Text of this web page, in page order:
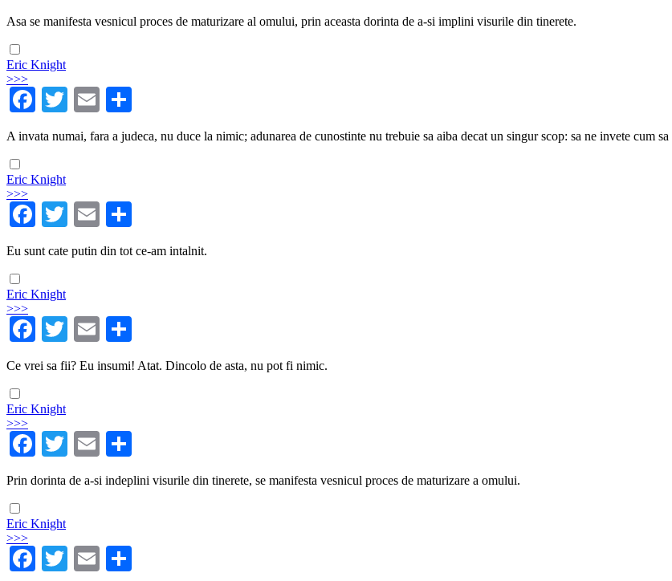
Asa se manifesta vesnicul proces de maturizare al omului, prin aceasta dorinta de a-si implini visurile din tinerete.
Eric Knight
>>>
Facebook
TwitterEmail
A invata numai, fara a judeca, nu duce la nimic; adunarea de cunostinte nu trebuie sa aiba decat un singur scop: sa ne invete cum
Eric Knight
>>>
Facebook
TwitterEmail
Eu sunt cate putin din tot ce-am intalnit.
Eric Knight
>>>
Facebook
TwitterEmail
Ce vrei sa fii? Eu insumi! Atat. Dincolo de asta, nu pot fi nimic.
Eric Knight
>>>
Facebook
TwitterEmail
Prin dorinta de a-si indeplini visurile din tinerete, se manifesta vesnicul proces de maturizare a omului.
Eric Knight
>>>
Facebook
TwitterEmail